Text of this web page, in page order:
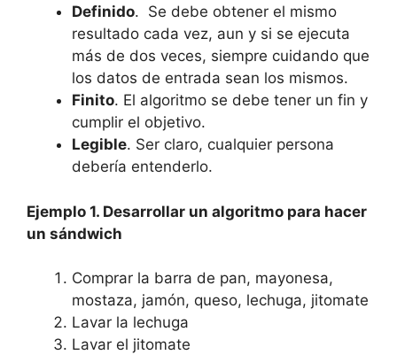
Definido. Se debe obtener el mismo
resultado cada vez, aun y si se ejecuta
más de dos veces, siempre cuidando que
los datos de entrada sean los mismos.
Finito. El algoritmo se debe tener un fin y
cumplir el objetivo.
Legible. Ser claro, cualquier persona
debería entenderlo.
Ejemplo 1. Desarrollar un algoritmo para hacer
un sándwich
Comprar la barra de pan, mayonesa,
mostaza, jamón, queso, lechuga, jitomate
Lavar la lechuga
Lavar el jitomate